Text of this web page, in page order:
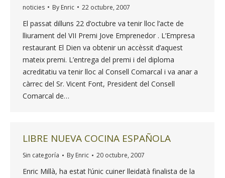
noticies By Enric 22 octubre, 2007
El passat dilluns 22 d’octubre va tenir lloc l’acte de
lliurament del VII Premi Jove Emprenedor . L’Empresa
restaurant El Dien va obtenir un accèssit d’aquest
mateix premi. L’entrega del premi i del diploma
acreditatiu va tenir lloc al Consell Comarcal i va anar a
càrrec del Sr. Vicent Font, President del Consell
Comarcal de…
LIBRE NUEVA COCINA ESPAÑOLA
Sin categoría By Enric 20 octubre, 2007
Enric Millà, ha estat l’únic cuiner lleidatà finalista de la